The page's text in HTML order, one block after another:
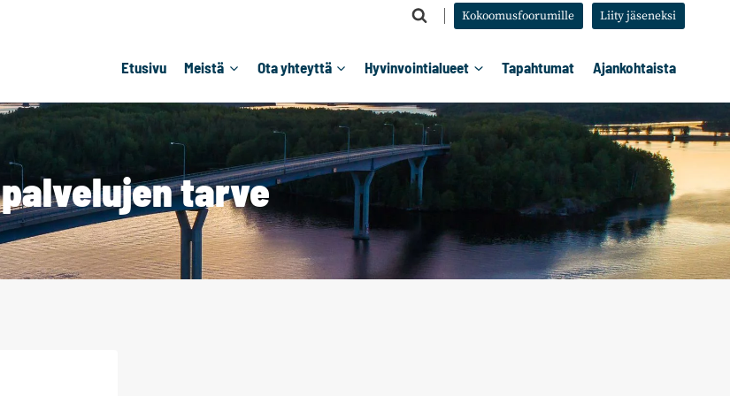
Kokoomusfoorumille Liity jäseneksi
Etusivu Meistä Ota yhteyttä Hyvinvointialueet Tapahtumat Ajankohtaista
palvelujen tarve